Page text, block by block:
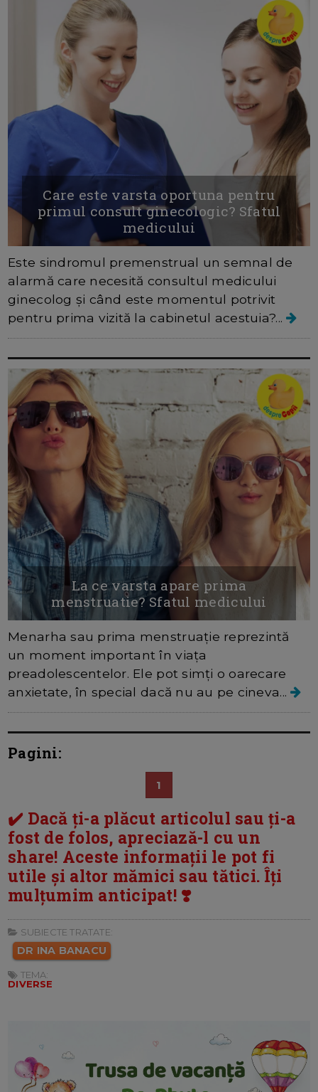
Care este varsta oportuna pentru
primul consult ginecologic? Sfatul
medicului
Este sindromul premenstrual un semnal de
alarmă care necesită consultul medicului
ginecolog și când este momentul potrivit
pentru prima vizită la cabinetul acestuia?...
La ce varsta apare prima
menstruatie? Sfatul medicului
Menarha sau prima menstruație reprezintă
un moment important în viața
preadolescentelor. Ele pot simți o oarecare
anxietate, în special dacă nu au pe cineva...
Pagini:
1
✔️ Dacă ți-a plăcut articolul sau ți-a
fost de folos, apreciază-l cu un
share! Aceste informații le pot fi
utile și altor mămici sau tătici. Îți
mulțumim anticipat! ❣️
SUBIECTE TRATATE:
DR INA BANACU
TEMA:
DIVERSE